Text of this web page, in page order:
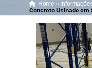
Home »
Concreto Usinado em